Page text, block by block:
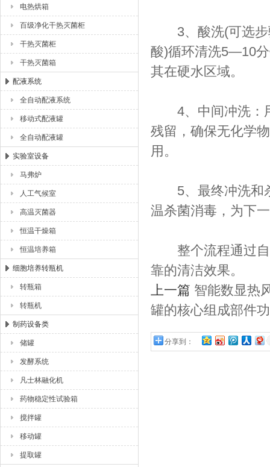
电热烘箱
百级净化干热灭菌柜
干热灭菌柜
干热灭菌箱
配液系统
全自动配液系统
移动式配液罐
全自动配液罐
实验室设备
马弗炉
人工气候室
高温灭菌器
恒温干燥箱
恒温培养箱
细胞培养转瓶机
转瓶箱
转瓶机
制药设备类
储罐
发酵系统
凡士林融化机
药物稳定性试验箱
搅拌罐
移动罐
提取罐
‌3、酸洗(可选步
酸)循环清洗5—10
其在硬水区域‌。
‌4、中间冲洗‌：
残留，确保无化学
用‌。
‌5、最终冲洗和
温杀菌消毒，为下
整个流程通过自
靠的清洁效果‌。
上一篇 智能数显热
罐的核心组成部件
分享到：